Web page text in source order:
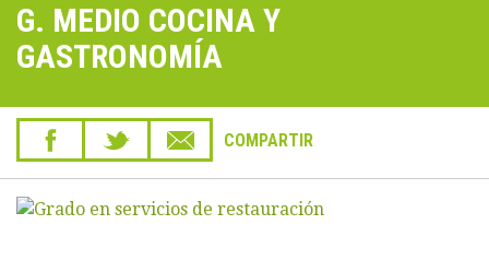
G. MEDIO COCINA Y
GASTRONOMÍA
COMPARTIR